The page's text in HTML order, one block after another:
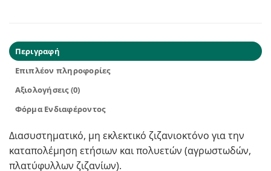
Περιγραφή
Επιπλέον πληροφορίες
Αξιολογήσεις (0)
Φόρμα Ενδιαφέροντος
Διασυστηματικό, μη εκλεκτικό ζιζανιοκτόνο για την
καταπολέμηση ετήσιων και πολυετών (αγρωστωδών,
πλατύφυλλων ζιζανίων).